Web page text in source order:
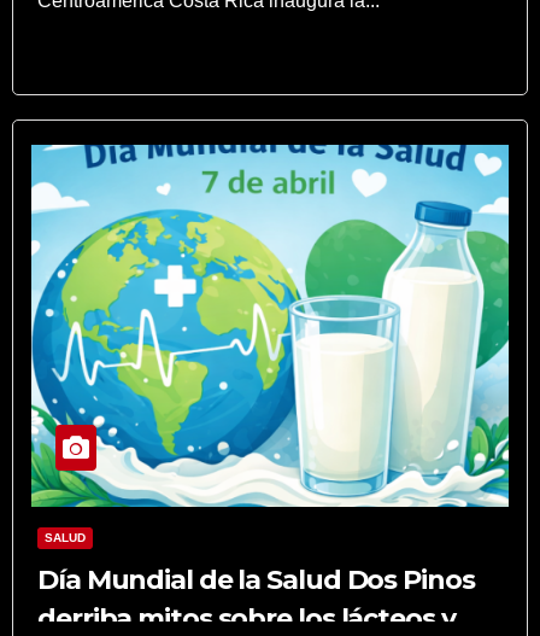
SALUD
Día Mundial de la Salud Dos Pinos
derriba mitos sobre los lácteos y